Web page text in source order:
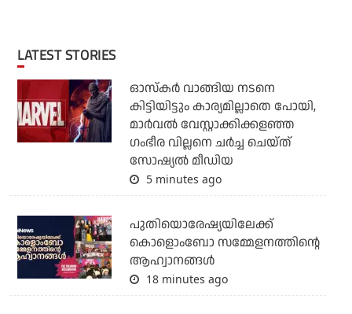
LATEST STORIES
ഓസ്‌കര്‍ വാങ്ങിയ നടനെ
കിട്ടിയിട്ടും കാര്യമില്ലാതെ പോയി,
മാര്‍വല്‍ വേസ്റ്റാക്കിക്കളഞ്ഞ
ഗംഭീര വില്ലനെ ചര്‍ച്ച ചെയ്ത്
സോഷ്യല്‍ മീഡിയ
5 minutes ago
പുതിയൊരേഷ്യയിലേക്ക്
കൊളൊംബോ സമ്മേളനത്തിന്റെ
ആഹ്വാനങ്ങള്‍
18 minutes ago